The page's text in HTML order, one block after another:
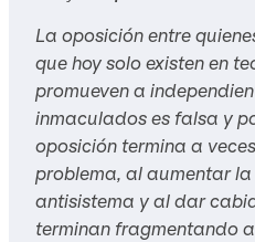
La oposición entre
que hoy solo existen en
promueven a
inmaculados es falsa y
oposición termina a
problema, al aumentar
antisistema y al dar
terminan fragmentando